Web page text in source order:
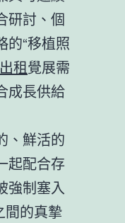
研討、個
的“移植照
租覺展需
成長供給
、鮮活的
起配合存
強制塞入
間的真摯